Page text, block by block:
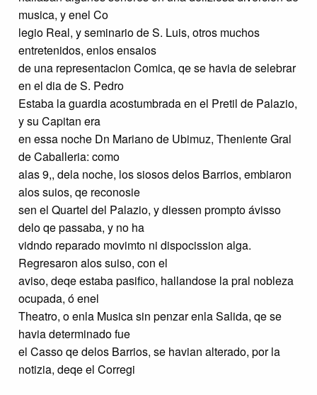
musica, y enel Co
legio Real, y seminario de S. Luis, otros muchos
entretenidos, enlos ensaios
de una representacion Comica, qe se havia de selebrar
en el dia de S. Pedro
Estaba la guardia acostumbrada en el Pretil de Palazio,
y su Capitan era
en essa noche Dn Mariano de Ubimuz, Theniente Gral
de Caballeria: como
alas 9,, dela noche, los siosos delos Barrios, embiaron
alos suios, qe reconosie
sen el Quartel del Palazio, y diessen prompto ávisso
delo qe passaba, y no ha
vidndo reparado movimto ni dispocission alga.
Regresaron alos suiso, con el
aviso, deqe estaba pasifico, hallandose la pral nobleza
ocupada, ó enel
Theatro, o enla Musica sin penzar enla Salida, qe se
havia determinado fue
el Casso qe delos Barrios, se havian alterado, por la
notizia, deqe el Corregi